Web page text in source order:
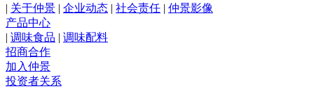
| 关于仲景 | 企业动态 | 社会责任 | 仲景影像
产品中心
| 调味食品 | 调味配料
招商合作
加入仲景
投资者关系